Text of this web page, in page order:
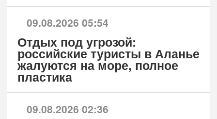
09.08.2026 05:54
Отдых под угрозой:
российские туристы в Аланье
жалуются на море, полное
пластика
09.08.2026 02:36